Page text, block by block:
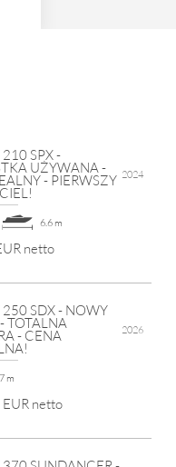
210 SPX -
UŻYWANA -
- PIERWSZY 2024
6.6 m
netto
250 SDX - NOWY
TOTALNA
- CENA 2026
m
netto